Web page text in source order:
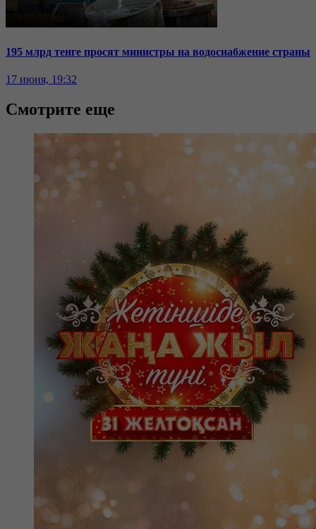
195 млрд тенге просят министры на водоснабжение страны
17 июня, 19:32
Смотрите еще